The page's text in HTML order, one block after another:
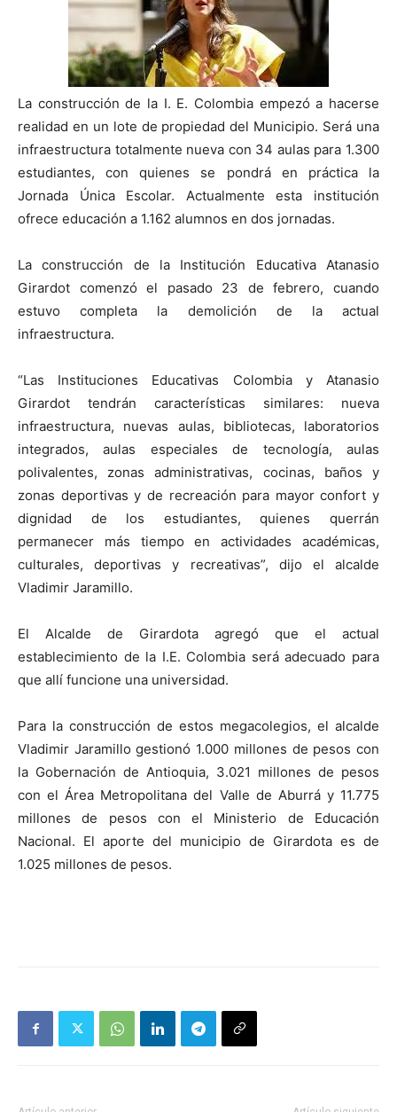
La construcción de la I. E. Colombia empezó a hacerse
realidad en un lote de propiedad del Municipio. Será una
infraestructura totalmente nueva con 34 aulas para 1.300
estudiantes, con quienes se pondrá en práctica la
Jornada Única Escolar. Actualmente esta institución
ofrece educación a 1.162 alumnos en dos jornadas.
La construcción de la Institución Educativa Atanasio
Girardot comenzó el pasado 23 de febrero, cuando
estuvo completa la demolición de la actual
infraestructura.
“Las Instituciones Educativas Colombia y Atanasio
Girardot tendrán características similares: nueva
infraestructura, nuevas aulas, bibliotecas, laboratorios
integrados, aulas especiales de tecnología, aulas
polivalentes, zonas administrativas, cocinas, baños y
zonas deportivas y de recreación para mayor confort y
dignidad de los estudiantes, quienes querrán
permanecer más tiempo en actividades académicas,
culturales, deportivas y recreativas”, dijo el alcalde
Vladimir Jaramillo.
El Alcalde de Girardota agregó que el actual
establecimiento de la I.E. Colombia será adecuado para
que allí funcione una universidad.
Para la construcción de estos megacolegios, el alcalde
Vladimir Jaramillo gestionó 1.000 millones de pesos con
la Gobernación de Antioquia, 3.021 millones de pesos
con el Área Metropolitana del Valle de Aburrá y 11.775
millones de pesos con el Ministerio de Educación
Nacional. El aporte del municipio de Girardota es de
1.025 millones de pesos.